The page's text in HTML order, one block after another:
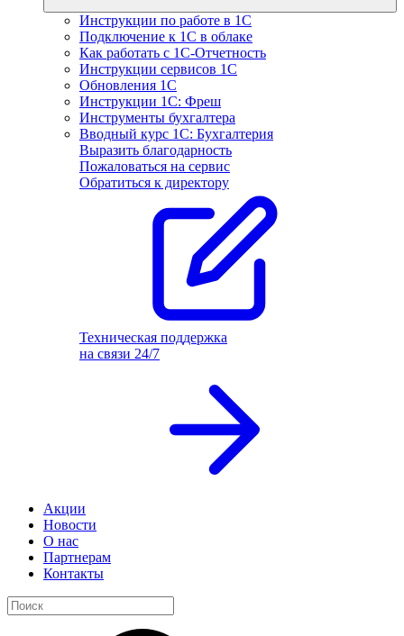
Инструкции по работе в 1С
Подключение к 1С в облаке
Как работать с 1С‑Отчетность
Инструкции сервисов 1С
Обновления 1С
Инструкции 1С: Фреш
Инструменты бухгалтера
Вводный курс 1С: Бухгалтерия
Выразить благодарность
Пожаловаться на сервис
Обратиться к директору
Техническая поддержка
на связи 24/7
Акции
Новости
О нас
Партнерам
Контакты